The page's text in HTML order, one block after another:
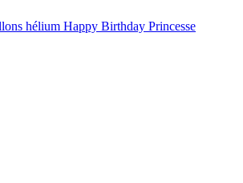
hélium Happy Birthday Princesse